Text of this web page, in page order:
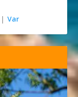
| Var